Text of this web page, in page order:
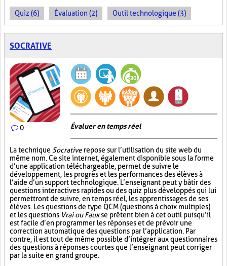
Quiz (6) Évaluation (2) Outil technologique (3)
SOCRATIVE
0 Évaluer en temps réel
La technique Socrativerepose sur l’utilisation du site web du
même nom. Ce site internet, également disponible sous la forme
d’une application téléchargeable, permet de suivre le
développement, les progrès et les performances des élèves à
l’aide d’un support technologique. L’enseignant peut y bâtir des
questions interactives rapides ou des quiz plus développés qui lui
permettront de suivre, en temps réel, les apprentissages de ses
élèves. Les questions de type QCM (questions à choix multiples)
et les questions Vrai ou Fauxse prêtent bien à cet outil puisqu’il
est facile d’en programmer les réponses et de prévoir une
correction automatique des questions par l’application. Par
contre, il est tout de même possible d’intégrer aux questionnaires
des questions à réponses courtes que l’enseignant peut corriger
par la suite en grand groupe.